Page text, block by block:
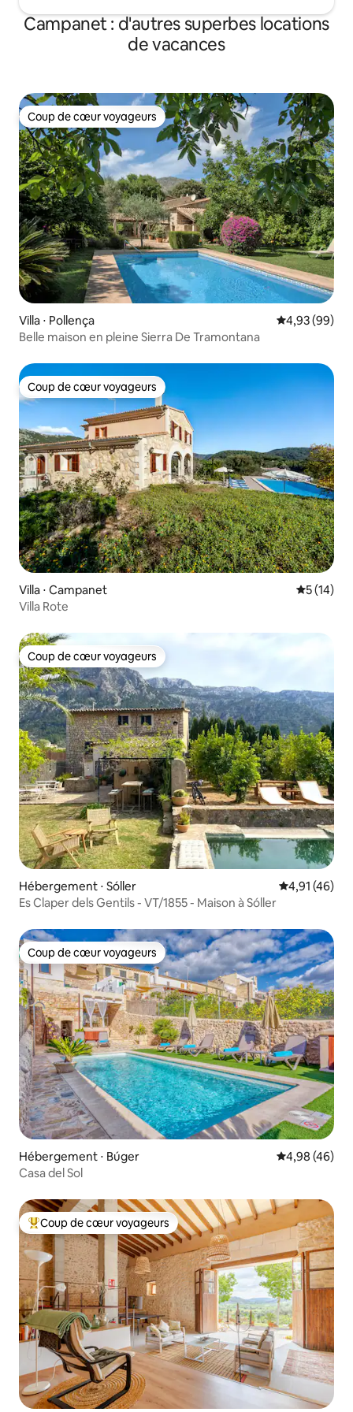
Campanet : d'autres superbes locations
de vacances
Coup de cœur voyageurs
Coup de cœur voyageurs
Villa ⋅ Pollença Évaluation
4,93 (99)
Belle maison en pleine Sierra De Tramontana
Coup de cœur voyageurs
Coup de cœur voyageurs
Villa ⋅ Campanet
5 (14)
Villa Rote
Coup de cœur voyageurs
Coup de cœur voyageurs
Hébergement ⋅ Sóller Évaluation
4,91 (46)
Es Claper dels Gentils - VT/1855 - Maison à Sóller
Coup de cœur voyageurs
Coup de cœur voyageurs
Hébergement ⋅ Búger Évaluation
4,98 (46)
Casa del Sol
Coups de cœur voyageurs les plus appréciés
Coup de cœur voyageurs